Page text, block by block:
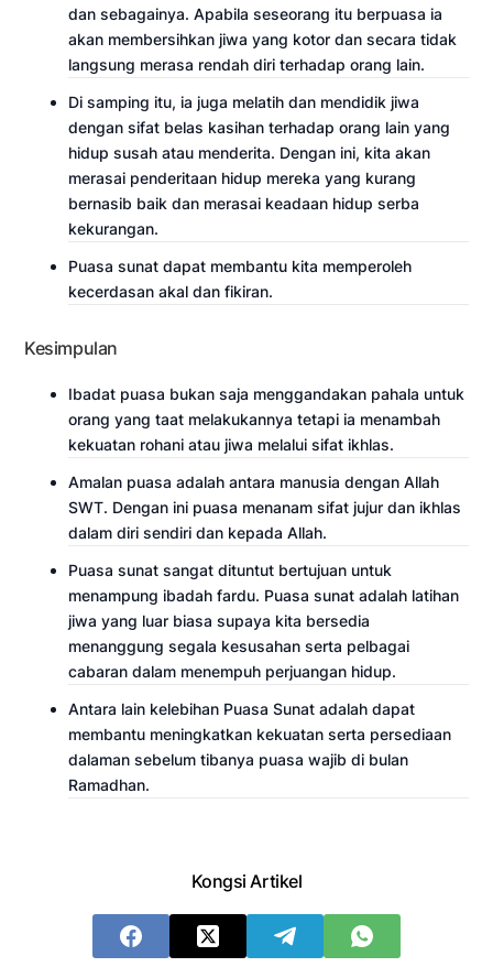
dan sebagainya. Apabila seseorang itu berpuasa ia
akan membersihkan jiwa yang kotor dan secara tidak
langsung merasa rendah diri terhadap orang lain.
Di samping itu, ia juga melatih dan mendidik jiwa
dengan sifat belas kasihan terhadap orang lain yang
hidup susah atau menderita. Dengan ini, kita akan
merasai penderitaan hidup mereka yang kurang
bernasib baik dan merasai keadaan hidup serba
kekurangan.
Puasa sunat dapat membantu kita memperoleh
kecerdasan akal dan fikiran.
Kesimpulan
Ibadat puasa bukan saja menggandakan pahala untuk
orang yang taat melakukannya tetapi ia menambah
kekuatan rohani atau jiwa melalui sifat ikhlas.
Amalan puasa adalah antara manusia dengan Allah
SWT. Dengan ini puasa menanam sifat jujur dan ikhlas
dalam diri sendiri dan kepada Allah.
Puasa sunat sangat dituntut bertujuan untuk
menampung ibadah fardu. Puasa sunat adalah latihan
jiwa yang luar biasa supaya kita bersedia
menanggung segala kesusahan serta pelbagai
cabaran dalam menempuh perjuangan hidup.
Antara lain kelebihan Puasa Sunat adalah dapat
membantu meningkatkan kekuatan serta persediaan
dalaman sebelum tibanya puasa wajib di bulan
Ramadhan.
Kongsi Artikel